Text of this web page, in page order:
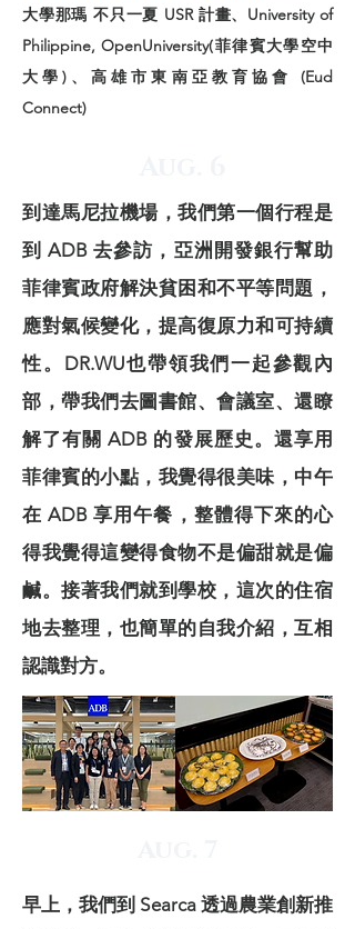
大學那瑪 不只一夏 USR 計畫、University of
Philippine, OpenUniversity(菲律賓大學空中
大學)、高雄市東南亞教育協會 (Eud
Connect)
到達馬尼拉機場，我們第一個行程是
到 ADB 去參訪，亞洲開發銀行幫助
菲律賓政府解決貧困和不平等問題，
應對氣候變化，提高復原力和可持續
性。DR.WU也帶領我們一起參觀內
部，帶我們去圖書館、會議室、還瞭
解了有關 ADB 的發展歷史。還享用
菲律賓的小點，我覺得很美味，中午
在 ADB 享用午餐，整體得下來的心
得我覺得這變得食物不是偏甜就是偏
鹹。接著我們就到學校，這次的住宿
地去整理，也簡單的自我介紹，互相
認識對方。
早上，我們到 Searca 透過農業創新推